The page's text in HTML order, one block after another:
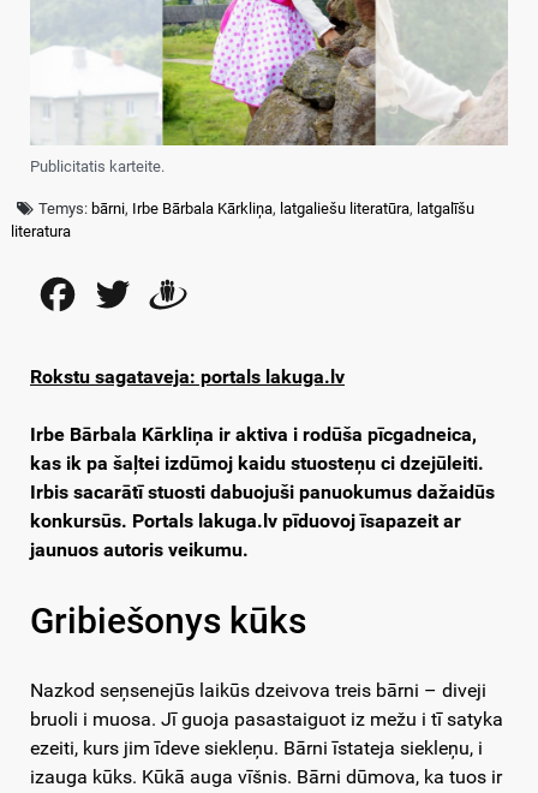
Publicitatis karteite.
Temys: bārni, Irbe Bārbala Kārkliņa, latgaliešu literatūra, latgalīšu
literatura
FacebookTwitter
Rokstu sagataveja: portals lakuga.lv
Irbe Bārbala Kārkliņa ir aktiva i rodūša pīcgadneica,
kas ik pa šaļtei izdūmoj kaidu stuosteņu ci dzejūleiti.
Irbis sacarātī stuosti dabuojuši panuokumus dažaidūs
konkursūs. Portals lakuga.lv pīduovoj īsapazeit ar
jaunuos autoris veikumu.
Gribiešonys kūks
Nazkod seņsenejūs laikūs dzeivova treis bārni – diveji
bruoli i muosa. Jī guoja pasastaiguot iz mežu i tī satyka
ezeiti, kurs jim īdeve siekleņu. Bārni īstateja siekleņu, i
izauga kūks. Kūkā auga vīšnis. Bārni dūmova, ka tuos ir